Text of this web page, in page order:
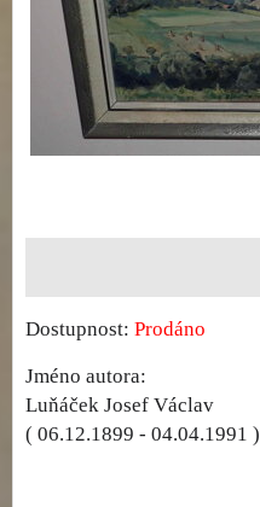
Dostupnost: Prodáno
Jméno autora:
Luňáček Josef Václav
( 06.12.1899 - 04.04.1991 )